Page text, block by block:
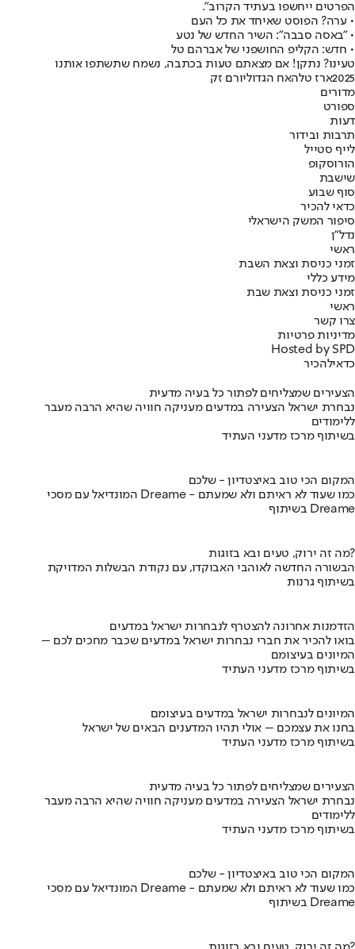
הפרטים ייחשפו בעתיד הקרוב".
• ערה? הפוסט שאיחד את כל העם
• "באסה סבבה": השיר החדש של נטע
• חדש: הקליפ החושפני של אברהם טל
טעינו? נתקן! אם מצאתם טעות בכתבה, נשמח שתשתפו אותנו
2025ארז טלהאח הגדוליורם זק
מדורים
ספורט
דעות
תרבות ובידור
לייף סטייל
הורוסקופ
שישבת
סוף שבוע
כדאי להכיר
סיפור המשק הישראלי
נדל"ן
ראשי
זמני כניסת וצאת השבת
מידע כללי
זמני כניסת וצאת שבת
ראשי
צרו קשר
מדיניות פרטיות
Hosted by SPD
כדאילהכיר
הצעירים שמצליחים לפתור כל בעיה מדעית
נבחרת ישראל הצעירה במדעים מעניקה חוויה שהיא הרבה מעבר
ללימודים
בשיתוף מרכז מדעני העתיד
המקום הכי טוב באיצטדיון - שלכם
המונדיאל עם מסכי Dreame - כמו שעוד לא ראיתם ולא שמעתם
בשיתוף Dreame
מה זה ירוק, טעים ובא בזוגות?
הבשורה החדשה לאוהבי האבוקדו, עם נקודת הבשלות המדויקת
בשיתוף גרנות
הזדמנות אחרונה להצטרף לנבחרות ישראל במדעים
בואו להכיר את חברי נבחרות ישראל במדעים שכבר מחכים לכם –
המיונים בעיצומם
בשיתוף מרכז מדעני העתיד
המיונים לנבחרות ישראל במדעים בעיצומם
בחנו את עצמכם – אולי תהיו המדענים הבאים של ישראל
בשיתוף מרכז מדעני העתיד
הצעירים שמצליחים לפתור כל בעיה מדעית
נבחרת ישראל הצעירה במדעים מעניקה חוויה שהיא הרבה מעבר
ללימודים
בשיתוף מרכז מדעני העתיד
המקום הכי טוב באיצטדיון - שלכם
המונדיאל עם מסכי Dreame - כמו שעוד לא ראיתם ולא שמעתם
בשיתוף Dreame